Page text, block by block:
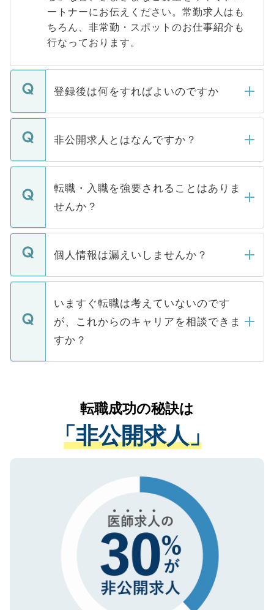
ートナーにお伝えください。常勤求人はも
ちろん、非常勤・スポットのお仕事紹介も
行なっております。
登録後は何をすればよいのですか
ご登録いただきましたら、弊社担当者がご
登録内容を確認し、その後メールもしくは
ます。通常、5営業日以内にはご連絡をせて
いただきますので、しばらくお待ちくださ
い。
非公開求人とはなんですか？
マイナビDOCTORで取り扱っている求人の
うち約3割は、Webサイトからご覧いただ
けない「非公開求人」です。非公開求人は
下記の理由によって、一般には公開してい
ません。
■応募殺到を避けるため 人気のある医療機
関を公にしてしまうと、応募が殺到する場
に、医療機関が求める条件に合った人材の
みを人材紹介会社に依頼するケースが増え
ています。
転職・入職を強要されることはありま
せんか？
転職・入職を強要することは一切ありませ
ん。また、仮に応募先から内定をいただい
定を承諾する必要はありません。内定先へ
の辞退の連絡はキャリアパートナーが行い
ますので、ご安心ください。
個人情報は漏えいしませんか？
個人情報が漏えいすることはありませんの
で、ご安心ください。当サイトからの登録
などで収集したご登録者様の個人情報は、
ご本人のキャリアアップおよび転職活動の
支援を目的に使用いたします。お預かりし
ているすべての個人データはご本人の許可
は、個人情報の取り扱いについての厳密な
管理基準を満たした事業者のみに付与され
る、プライバシーマークを取得済みです。
ご登録いただいた個人情報は、SSL（デー
で、機密保持に関してもご安心ください。
いますぐ転職は考えていないのです
が、これからのキャリアを相談できま
すか？
かがいして、現在の医療機関の状況や紹介
経験をまじえながら、適切なアドバイスを
させていただきます。すぐにご転職をされ
ない方には、長期的なサポートが可能です
ので、まずはご登録ください。
転職成功の秘訣は
「非公開求人」